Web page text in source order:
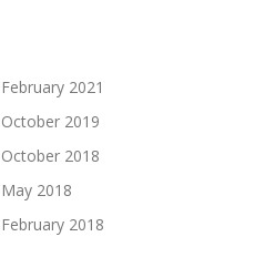
February 2021
October 2019
October 2018
May 2018
February 2018